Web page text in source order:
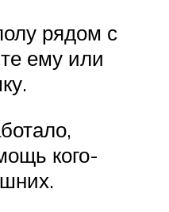
рядом с
ему или
кого-